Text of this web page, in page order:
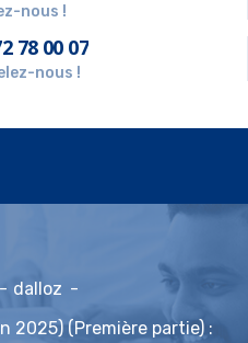
nous !
78 00 07
nous !
dalloz
2025) (Première partie) :